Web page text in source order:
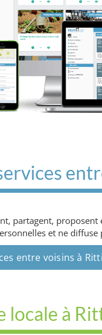
partagent, proposent
et ne
entre voisins à Ritti
locale à